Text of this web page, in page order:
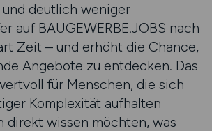
deutlich weniger
auf BAUGEWERBE.JOBS nach
Zeit – und erhöht die Chance,
Angebote zu entdecken. Das
für Menschen, die sich
Komplexität aufhalten
direkt wissen möchten, was